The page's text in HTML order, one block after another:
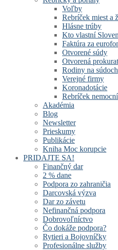
Voľby
Rebríček miest a
Hlásne trúby
Kto vlastní
Faktúra za
Otvorené súdy
Otvorená
Rodiny na súdoch
Verejné firmy
Koronadotácie
Rebríček
Akadémia
Blog
Newsletter
Prieskumy
Publikácie
Kniha Moc korupcie
PRIDAJTE SA!
Finančný dar
2 % dane
Podpora zo zahraničia
Darcovská výzva
Dar zo závetu
Nefinančná podpora
Dobrovoľníctvo
Čo dokáže podpora?
Rytieri a Bojovníčky
Profesionálne služby